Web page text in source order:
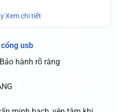
Xem chi tiết
usb
Bảo hành rõ ràng